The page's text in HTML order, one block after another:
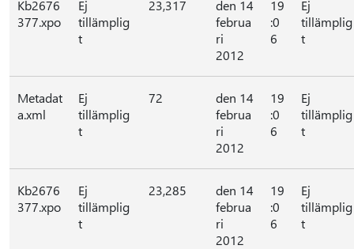
Kb2676
377.xpo
Ej
tillämplig
t
23,317
den 14
februa
ri
2012
19
:0
6
Ej
tillämplig
t
Metadat
a.xml
Ej
tillämplig
t
72
den 14
februa
ri
2012
19
:0
6
Ej
tillämplig
t
Kb2676
377.xpo
Ej
tillämplig
t
23,285
den 14
februa
ri
2012
19
:0
6
Ej
tillämplig
t